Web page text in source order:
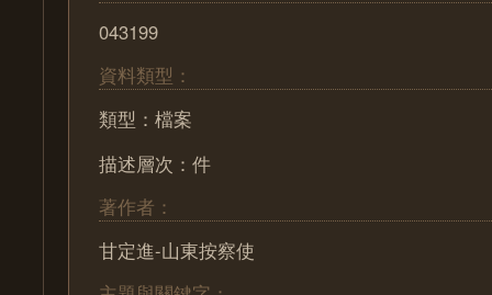
043199
資料類型：
類型：檔案
描述層次：件
著作者：
甘定進-山東按察使